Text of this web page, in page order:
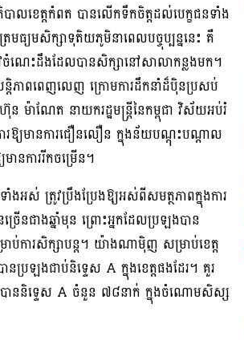
លខេត្តកំពត បានលើកទឹកចិត្តដល់បេក្ខជនទាំង
ធ្យមសិក្សាទុតិយភូមិនាពេលបច្ចុប្បន្ននេះ គឺ
វចំណេះដឹងដែលបានសិក្សានៅសាលាកន្លងមក។
តិភាពពេញលេញ ក្រោមការដឹកនាំដ៏ប៉ិនប្រសប់
ម៉ាណែត នាយករដ្ឋមន្ត្រីនៃកម្ពុជា វិស័យអប់រំ
រឱ្យមានការជឿនលឿន ក្នុងន័យបណ្តុះបណ្តាល
នការរីកចម្រើន។
អស់ ត្រូវប្រឹងប្រែងឱ្យអស់ពីសមត្ថភាពក្នុងការ
ើនជាងឆ្នាំមុន ព្រោះអ្នកដែលប្រឡងបាន
រាប់ការសិក្សាបន្ត។ យ៉ាងណាម៉ិញ សម្រាប់ខេត្ត
ប្រឡងជាប់និទ្ទេស A ក្នុងខេត្តផងដែរ។ គួរ
ាននិទ្ទេស A ចំនួន ៧៨នាក់ ក្នុងចំណោមសិស្ស